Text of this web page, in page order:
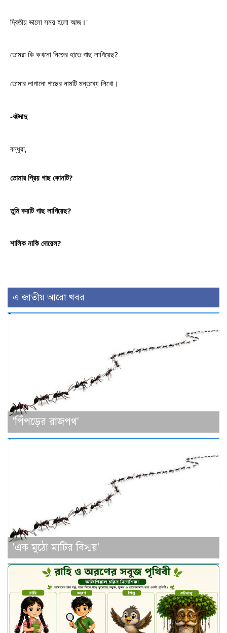
দ্বিতীয় ভালো সময় হলো আজ।'
তোমরা কি কখনো নিজের হাতে গাছ লাগিয়েছ?
তোমার লাগানো গাছের নামটি মন্তব্যে লিখো।
-বটদাদু
বন্ধুরা,
তোমার প্রিয় গাছ কোনটি?
তুমি কয়টি গাছ লাগিয়েছ?
শালিক নাকি দোয়েল?
এ জাতীয় আরো খবর
'পিঁপড়ের রাজপথ'
'এক মুঠো মাটির বিস্ময়'